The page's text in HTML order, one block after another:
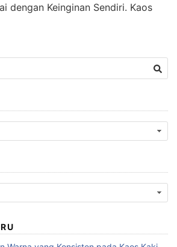
dengan Keinginan Sendiri. Kaos